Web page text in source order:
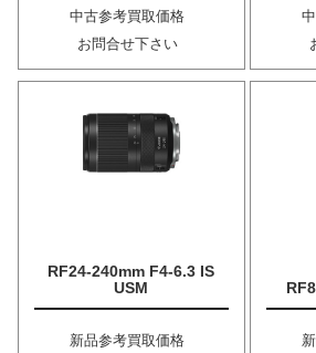
中古参考買取価格
お問合せ下さい
RF24-240mm F4-6.3 IS
USM
新品参考買取価格